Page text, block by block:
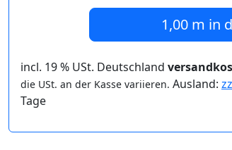
1,00 m in
incl. 19 % USt. Deutschland
die USt. an der Kasse variieren. Ausland:
Tage